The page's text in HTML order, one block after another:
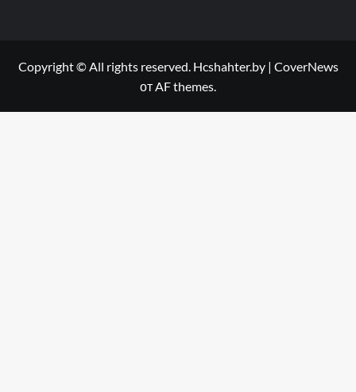
Copyright © All rights reserved. Hcshahter.by | CoverNews
от AF themes.